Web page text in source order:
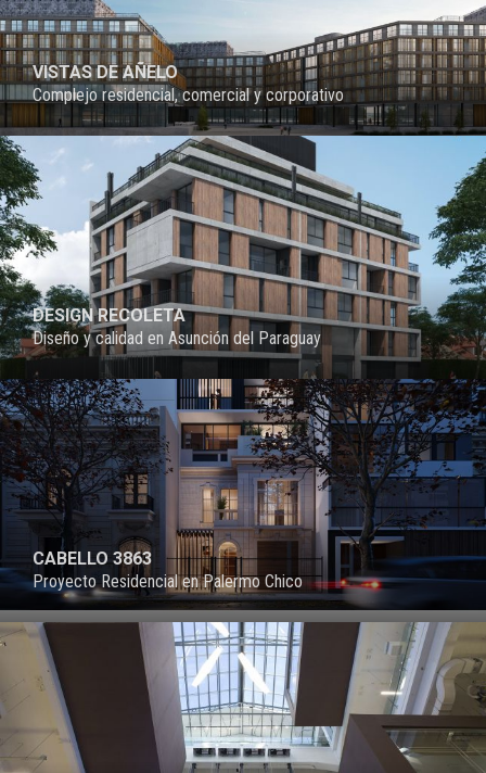
VISTAS DE AÑELO
Complejo residencial, comercial y corporativo
DESIGN RECOLETA
Diseño y calidad en Asunción del Paraguay
CABELLO 3863
Proyecto Residencial en Palermo Chico